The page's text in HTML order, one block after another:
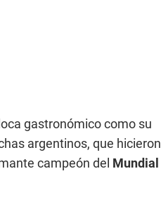
gastronómico como su
argentinos, que hicieron
campeón del Mundial